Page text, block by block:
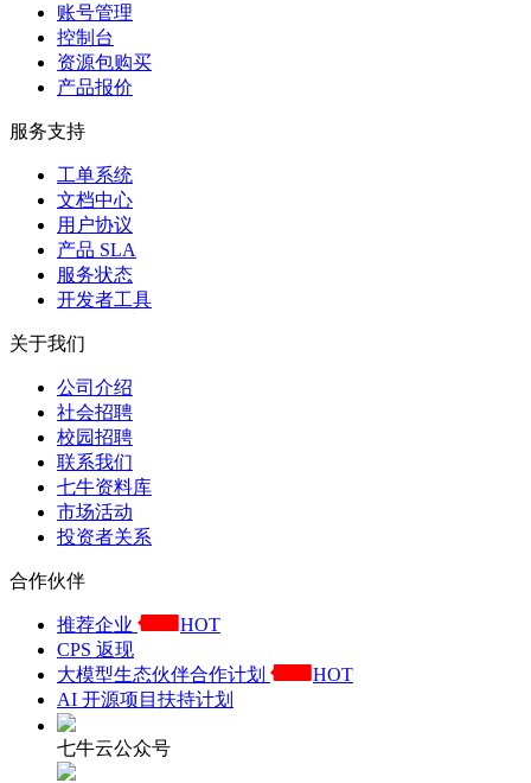
账号管理
控制台
资源包购买
产品报价
服务支持
工单系统
文档中心
用户协议
产品 SLA
服务状态
开发者工具
关于我们
公司介绍
社会招聘
校园招聘
联系我们
七牛资料库
市场活动
投资者关系
合作伙伴
推荐企业
HOT
CPS 返现
大模型生态伙伴合作计划
HOT
AI 开源项目扶持计划
七牛云公众号